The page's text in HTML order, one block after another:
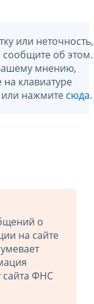
или неточность,
об этом.
мнению,
клавиатуре
нажмите сюда.
о
на сайте
сайта ФНС